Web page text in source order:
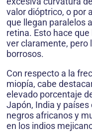
valor dióptrico, o por
que llegan paralelos
retina. Esto hace
ver claramente, pero
borrosos.
Con respecto a la
miopía, cabe
elevado porcentaje
Japón, India y
negros africanos y
en los indios